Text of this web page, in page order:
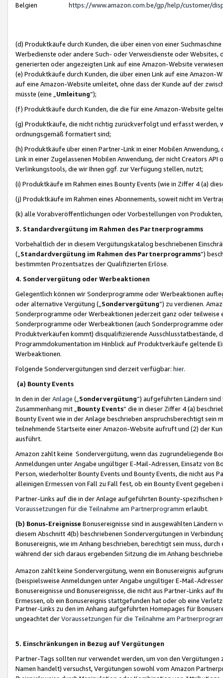
Belgien
https://www.amazon.com.be/gp/help/customer/
(d) Produktkäufe durch Kunden, die über einen von einer
Werbedienste oder andere Such- oder Verweisdienste oder Websites,
generierten oder angezeigten Link auf eine Amazon-Website
(e) Produktkäufe durch Kunden, die über einen Link auf eine
auf eine Amazon-Website umleitet, ohne dass der Kunde auf der
müsste (eine „ Umleitung“);
(f) Produktkäufe durch Kunden, die die für eine Amazon-Website
(g) Produktkäufe, die nicht richtig zurückverfolgt und erfasst werden,
ordnungsgemäß formatiert sind;
(h) Produktkäufe über einen Partner-Link in einer Mobilen
Link in einer Zugelassenen Mobilen Anwendung, der nicht Creators
Verlinkungstools, die wir Ihnen ggf. zur Verfügung stellen, nutzt;
(i) Produktkäufe im Rahmen eines Bounty Events (wie in Ziffer 4 (a)
(j) Produktkäufe im Rahmen eines Abonnements, soweit nicht im
(k) alle Vorabveröffentlichungen oder Vorbestellungen von
3. Standardvergütung im Rahmen des Partnerprogramms
Vorbehaltlich der in diesem Vergütungskatalog beschriebenen
(„ Standardvergütung im Rahmen des Partnerprogramms“)
bestimmten Prozentsatzes der Qualifizierten Erlöse.
4. Sondervergütung oder Werbeaktionen
Gelegentlich können wir Sonderprogramme oder Werbeaktionen
oder alternative Vergütung („ Sondervergütung”) zu verdienen.
Sonderprogramme oder Werbeaktionen jederzeit ganz oder
Sonderprogramme oder Werbeaktionen (auch Sonderprogramme
Produktverkäufen kommt) disqualifizierende Ausschlusstatbestände,
Programmdokumentation im Hinblick auf Produktverkäufe geltende
Werbeaktionen.
Folgende Sondervergütungen sind derzeit verfügbar: hier.
(a) Bounty Events
In den in derAnlage („ Sondervergütung“) aufgeführten Ländern
Zusammenhang mit „ Bounty Events“ die in dieser Ziffer 4 (a)
Bounty Event wie in der Anlage beschrieben anspruchsberechtigt sein
teilnehmende Startseite einer Amazon-Website aufruft und (2) der
ausführt.
Amazon zahlt keine Sondervergütung, wenn das zugrundeliegende
Anmeldungen unter Angabe ungültiger E-Mail-Adressen, Einsatz von
Person, wiederholter Bounty Events und Bounty Events, die nicht
alleinigen Ermessen von Fall zu Fall fest, ob ein Bounty Event
Partner-Links auf die in der Anlage aufgeführten Bounty-spezifischen
Voraussetzungen für die Teilnahme am Partnerprogramm erlaubt.
(b) Bonus-Ereignisse Bonusereignisse sind in ausgewählten Ländern
diesem Abschnitt 4(b) beschriebenen Sondervergütungen in
Bonusereignis, wie im Anhang beschrieben, berechtigt sein muss,
während der sich daraus ergebenden Sitzung die im Anhang
Amazon zahlt keine Sondervergütung, wenn ein Bonusereignis
(beispielsweise Anmeldungen unter Angabe ungültiger E-Mail-
Bonusereignisse und Bonusereignisse, die nicht aus Partner-Links auf
Ermessen, ob ein Bonusereignis stattgefunden hat oder ob eine
Partner-Links zu den im Anhang aufgeführten Homepages für
ungeachtet derVoraussetzungen für die Teilnahme am
5. Einschränkungen in Bezug auf Vergütungen
Partner-Tags sollten nur verwendet werden, um von den
Namen handelt) versuchst, Vergütungen sowohl vom Amazon